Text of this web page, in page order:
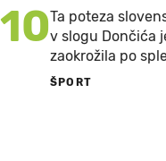
10Ta poteza
v slogu Dončića
zaokrožila po
ŠPORT